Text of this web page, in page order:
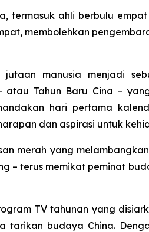
termasuk ahli berbulu
membolehkan
jutaan manusia menjadi
atau Tahun Baru Cina –
hari pertama
dan aspirasi untuk
merah yang
– terus memikat peminat
TV tahunan yang
tarikan budaya China.